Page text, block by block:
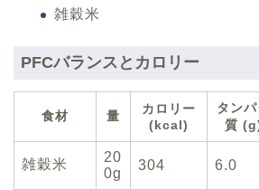
雑穀米
PFCバランスとカロリー
食材 量
カロリー
(kcal)
タンパ
質
雑穀米
20
0g
304 6.0